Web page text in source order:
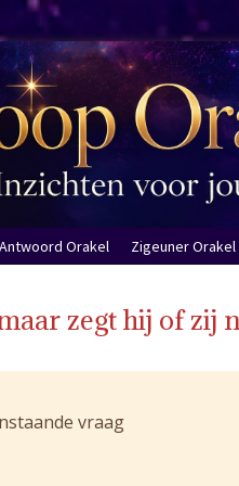
Antwoord Orakel Zigeuner Orakel
zegt hij of zij
vraag